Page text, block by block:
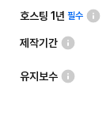
호스팅 1년 필수
제작기간
유지보수